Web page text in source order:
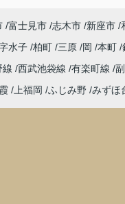
富士見市 志木市 新座市
水子 柏町 三原 岡 本町
線 西武池袋線 有楽町線
上福岡 ふじみ野 みずほ